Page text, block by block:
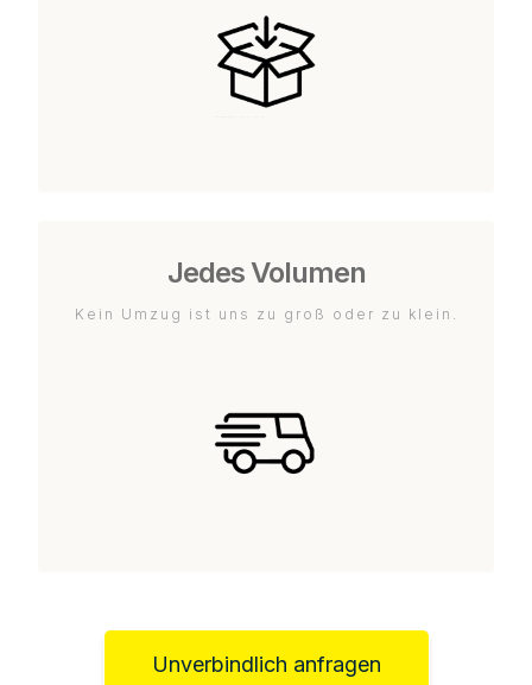
Jedes Volumen
Kein Umzug ist uns zu groß oder zu klein.
Unverbindlich anfragen